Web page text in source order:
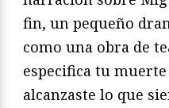
fin, un pequeño
como una obra de
especifica tu
alcanzaste lo que